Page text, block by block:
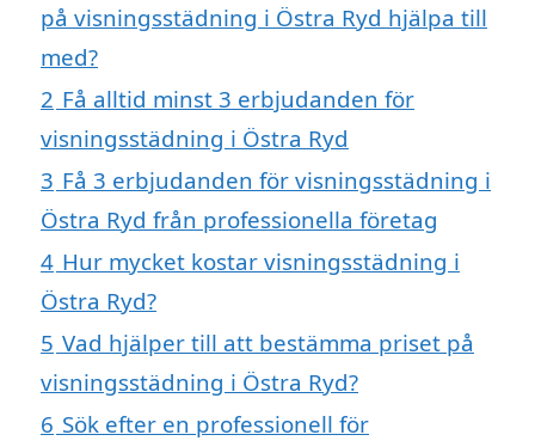
på visningsstädning i Östra Ryd hjälpa till
med?
2 Få alltid minst 3 erbjudanden för
visningsstädning i Östra Ryd
3 Få 3 erbjudanden för visningsstädning i
Östra Ryd från professionella företag
4 Hur mycket kostar visningsstädning i
Östra Ryd?
5 Vad hjälper till att bestämma priset på
visningsstädning i Östra Ryd?
6 Sök efter en professionell för